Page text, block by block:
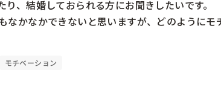
り、結婚しておられる方にお聞きしたいです。
なかなかできないと思いますが、どのようにモ
モチベーション